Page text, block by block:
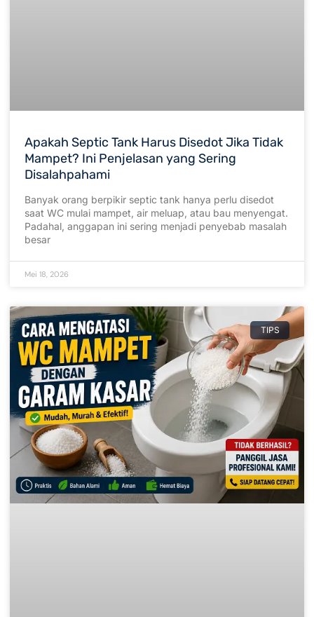
Apakah Septic Tank Harus Disedot Jika Tidak
Mampet? Ini Penjelasan yang Sering
Disalahpahami
Banyak orang berpikir septic tank hanya perlu disedot
saat WC mulai mampet, air meluap, atau bau menyengat.
Padahal, anggapan ini sering menjadi penyebab masalah
besar
Mei 18, 2026
TIPS